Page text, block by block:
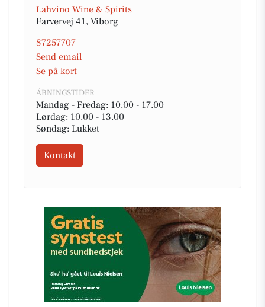
Lahvino Wine & Spirits
Farvervej 41, Viborg
87257707
Send email
Se på kort
ÅBNINGSTIDER
Mandag - Fredag: 10.00 - 17.00
Lørdag: 10.00 - 13.00
Søndag: Lukket
Kontakt